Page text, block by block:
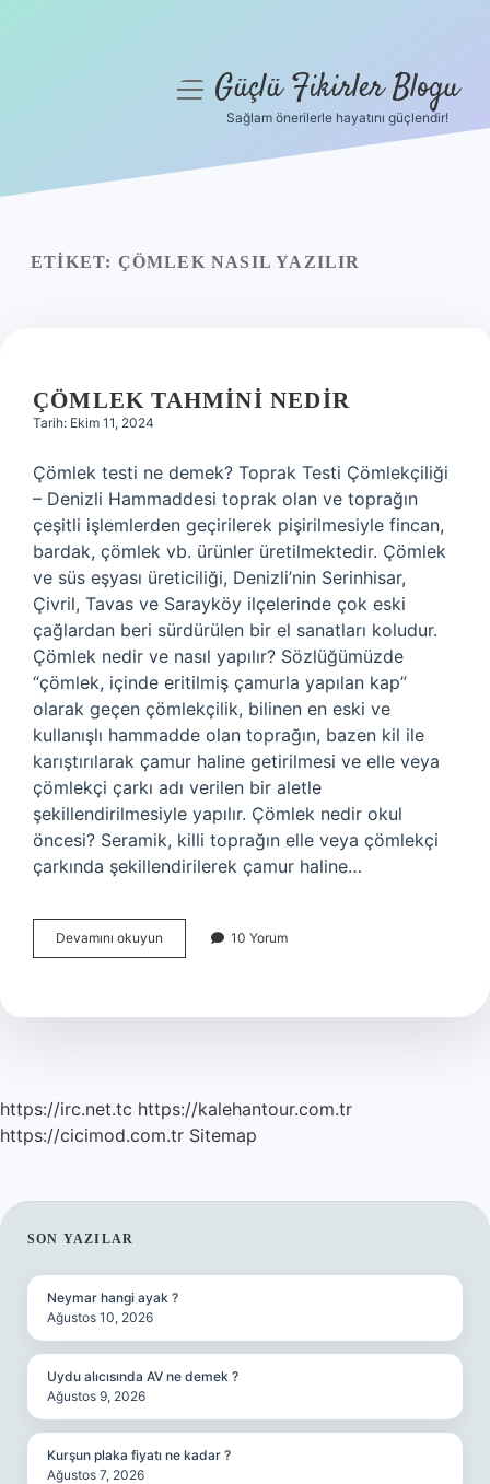
Yasal Uyarı
menüyüGüçlü Fikirler Blogu
Sağlam önerilerle hayatını güçlendir!
ETIKET: ÇÖMLEK NASIL YAZILIR
ÇÖMLEK TAHMINI NEDIR
Tarih: Ekim 11, 2024
Çömlek testi ne demek? Toprak Testi Çömlekçiliği
– Denizli Hammaddesi toprak olan ve toprağın
çeşitli işlemlerden geçirilerek pişirilmesiyle fincan,
bardak, çömlek vb. ürünler üretilmektedir. Çömlek
ve süs eşyası üreticiliği, Denizli’nin Serinhisar,
Çivril, Tavas ve Sarayköy ilçelerinde çok eski
çağlardan beri sürdürülen bir el sanatları koludur.
Çömlek nedir ve nasıl yapılır? Sözlüğümüzde
“çömlek, içinde eritilmiş çamurla yapılan kap”
olarak geçen çömlekçilik, bilinen en eski ve
kullanışlı hammadde olan toprağın, bazen kil ile
karıştırılarak çamur haline getirilmesi ve elle veya
çömlekçi çarkı adı verilen bir aletle
şekillendirilmesiyle yapılır. Çömlek nedir okul
öncesi? Seramik, killi toprağın elle veya çömlekçi
çarkında şekillendirilerek çamur haline…
Devamını okuyun
Tahmini
10 Yorum
https://irc.net.tc https://kalehantour.com.tr
https://cicimod.com.tr Sitemap
SIDEBAR
SON YAZILAR
Neymar hangi ayak ?
Ağustos 10, 2026
Uydu alıcısında AV ne demek ?
Ağustos 9, 2026
Kurşun plaka fiyatı ne kadar ?
Ağustos 7, 2026